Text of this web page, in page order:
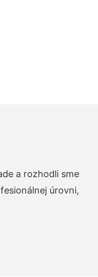
a rozhodli sme
úrovni,